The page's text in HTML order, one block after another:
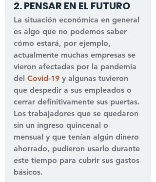
2. PENSAR EN EL FUTURO
La situación económica en general
es algo que no podemos saber
cómo estará, por ejemplo,
actualmente muchas empresas se
vieron afectadas por la pandemia
del Covid-19 y algunas tuvieron
que despedir a sus empleados o
cerrar definitivamente sus puertas.
Los trabajadores que se quedaron
sin un ingreso quincenal o
mensual y que tenían algún dinero
ahorrado, pudieron usarlo durante
este tiempo para cubrir sus gastos
básicos.